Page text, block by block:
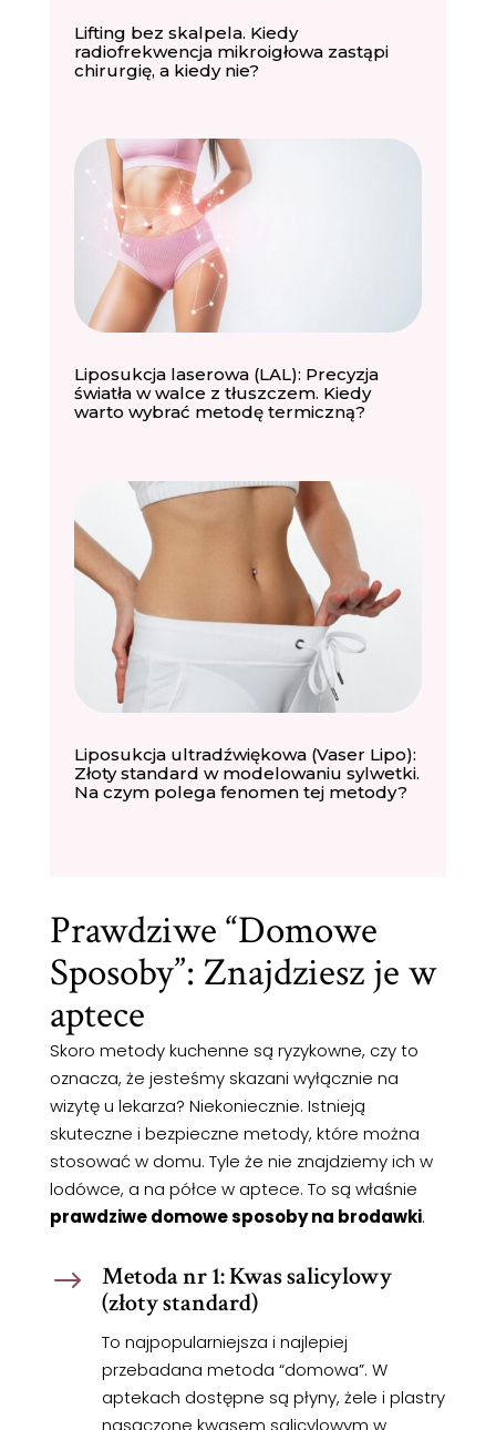
Lifting bez skalpela. Kiedy
radiofrekwencja mikroigłowa zastąpi
chirurgię, a kiedy nie?
Liposukcja laserowa (LAL): Precyzja
światła w walce z tłuszczem. Kiedy
warto wybrać metodę termiczną?
Liposukcja ultradźwiękowa (Vaser Lipo):
Złoty standard w modelowaniu sylwetki.
Na czym polega fenomen tej metody?
Prawdziwe “Domowe
Sposoby”: Znajdziesz je w
aptece
Skoro metody kuchenne są ryzykowne, czy to
oznacza, że jesteśmy skazani wyłącznie na
wizytę u lekarza? Niekoniecznie. Istnieją
skuteczne i bezpieczne metody, które można
stosować w domu. Tyle że nie znajdziemy ich w
lodówce, a na półce w aptece. To są właśnie
prawdziwe domowe sposoby na brodawki.
$
Metoda nr 1: Kwas salicylowy
(złoty standard)
To najpopularniejsza i najlepiej
przebadana metoda “domowa”. W
aptekach dostępne są płyny, żele i plastry
nasączone kwasem salicylowym w